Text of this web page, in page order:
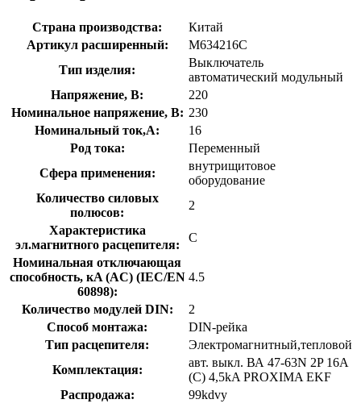
Страна производства:
Китай
Артикул расширенный:
M634216C
Тип изделия:
Выключатель
автоматический модульный
Напряжение, В:
220
Номинальное напряжение, В: 230
Номинальный ток,А:
16
Род тока:
Переменный
Сфера применения:
внутрищитовое
оборудование
Количество силовых
полюсов:
2
Характеристика
эл.магнитного расцепителя:
C
Номинальная отключающая
способность, кA (AC) (IEC/EN
60898):
4.5
Количество модулей DIN:
2
Способ монтажа:
DIN-рейка
Тип расцепителя:
Электромагнитный,тепловой
Комплектация:
авт. выкл. ВА 47-63N 2P 16А
(C) 4,5kA PROXIMA EKF
Распродажа:
99kdvy